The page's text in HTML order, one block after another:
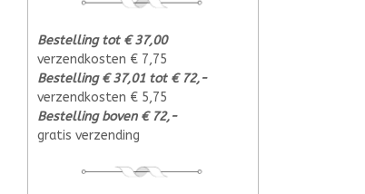
Bestelling tot € 37,00
verzendkosten € 7,75
Bestelling € 37,01 tot € 72,-
verzendkosten € 5,75
Bestelling boven € 72,-
gratis verzending